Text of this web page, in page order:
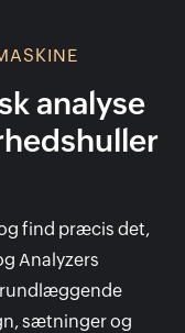
analyse
find præcis det,
Analyzers
sætninger og